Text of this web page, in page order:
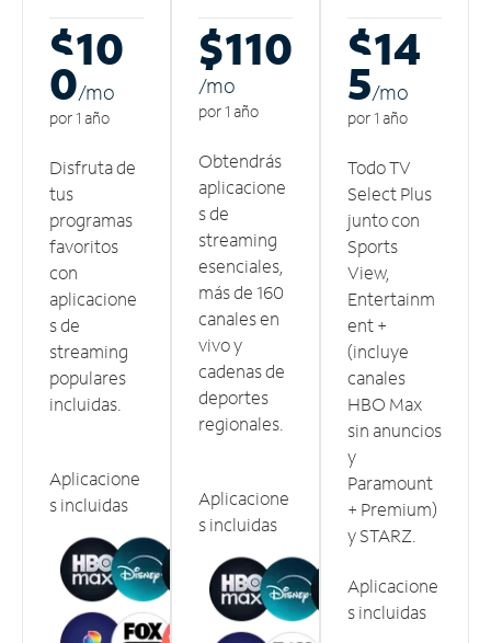
$10
0/mo
por 1 año
Disfruta de
tus
programas
favoritos
con
aplicacione
s de
streaming
populares
incluidas.
Aplicacione
s incluidas
$110
/mo
por 1 año
Obtendrás
aplicacione
s de
streaming
esenciales,
más de 160
canales en
vivo y
cadenas de
deportes
regionales.
Aplicacione
s incluidas
$14
5/mo
por 1 año
Todo TV
Select Plus
junto con
Sports
View,
Entertainm
ent +
(incluye
canales
HBO Max
sin anuncios
y
Paramount
+ Premium)
y STARZ.
Aplicacione
s incluidas